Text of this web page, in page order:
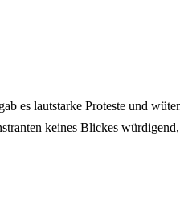
es lautstarke Proteste und
keines Blickes